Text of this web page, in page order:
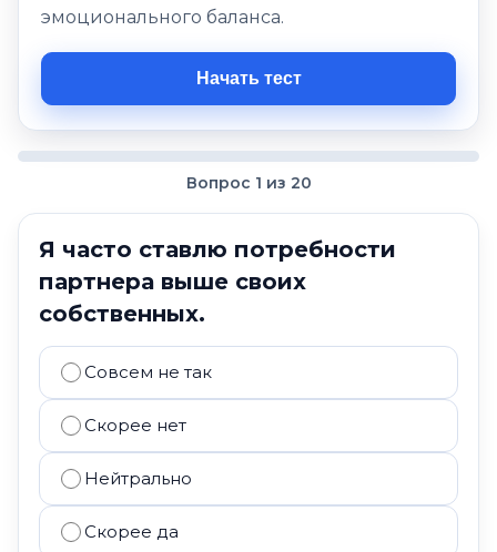
эмоционального баланса.
Начать тест
Вопрос 1 из 20
Я часто ставлю потребности
партнера выше своих
собственных.
Совсем не так
Скорее нет
Нейтрально
Скорее да